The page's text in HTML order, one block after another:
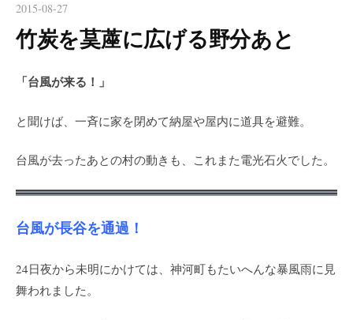
2015-08-27
竹炭を茣蓙に広げる野分あと
「台風が来る！」
と聞けば、一斉に家を閉めて納屋や屋内に道具を避難。
台風が去ったあとの村の動きも、これまた電光石火でした。
台風が長谷を通過！
24日夜から未明にかけては、神河町もたいへんな暴風雨に見
舞われました。